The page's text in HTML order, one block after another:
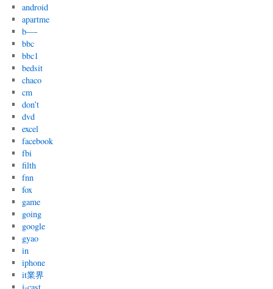
android
apartme
b—-
bbc
bbc1
bedsit
chaco
cm
don’t
dvd
excel
facebook
fbi
filth
fnn
fox
game
going
google
gyao
in
iphone
it業界